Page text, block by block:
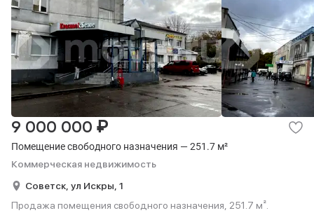
Помещение свободного назначения — 251.7 м²
Коммерческая недвижимость
9 000 000 ₽
Советск, ул Искры, 1
Продажа помещения свободного назначения, 251.7 м².